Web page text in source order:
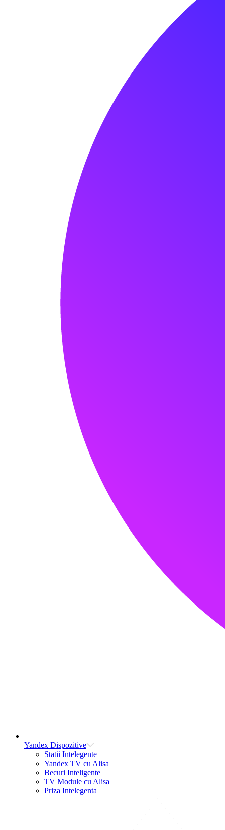
Yandex Dispozitive
Statii Intelegente
Yandex TV cu Alisa
Becuri Inteligente
TV Module cu Alisa
Priza Intelegenta